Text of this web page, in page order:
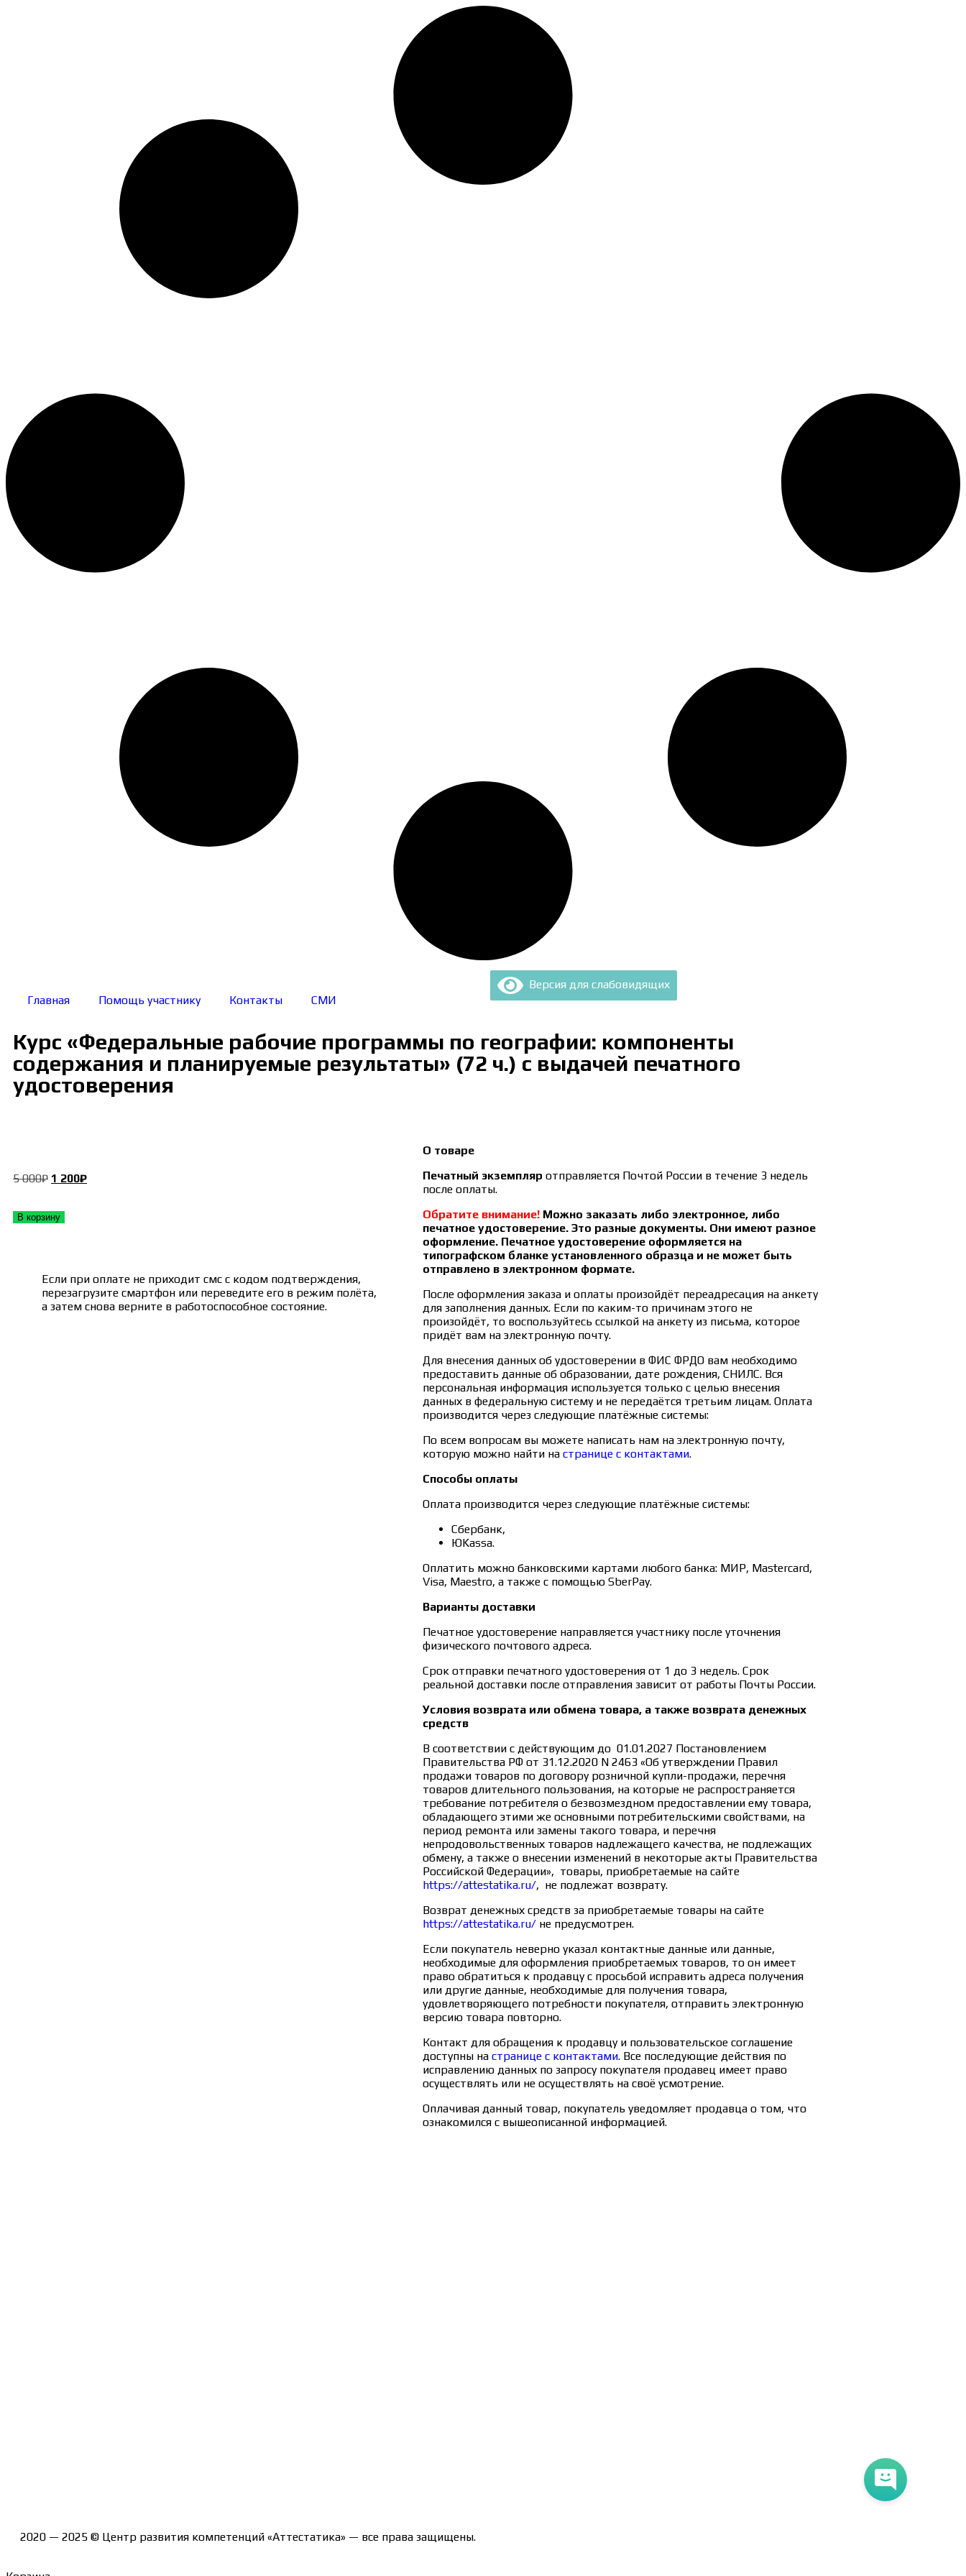
Главная Помощь участнику Контакты СМИ
Версия для слабовидящих
Курс «Федеральные рабочие программы по географии: компоненты
содержания и планируемые результаты» (72 ч.) с выдачей печатного
удостоверения
5 000₽ 1 200₽
В корзину
Если при оплате не приходит смс с кодом подтверждения,
перезагрузите смартфон или переведите его в режим полёта,
а затем снова верните в работоспособное состояние.
О товаре
Печатный экземпляр отправляется Почтой России в течение 3 недель
после оплаты.
Обратите внимание! Можно заказать либо электронное, либо
печатное удостоверение. Это разные документы. Они имеют разное
оформление. Печатное удостоверение оформляется на
типографском бланке установленного образца и не может быть
отправлено в электронном формате.
После оформления заказа и оплаты произойдёт переадресация на анкету
для заполнения данных. Если по каким-то причинам этого не
произойдёт, то воспользуйтесь ссылкой на анкету из письма, которое
придёт вам на электронную почту.
Для внесения данных об удостоверении в ФИС ФРДО вам необходимо
предоставить данные об образовании, дате рождения, СНИЛС. Вся
персональная информация используется только с целью внесения
данных в федеральную систему и не передаётся третьим лицам. Оплата
производится через следующие платёжные системы:
По всем вопросам вы можете написать нам на электронную почту,
которую можно найти на странице с контактами.
Способы оплаты
Оплата производится через следующие платёжные системы:
Сбербанк,
ЮKassa.
Оплатить можно банковскими картами любого банка: МИР, Mastercard,
Visa, Maestro, а также с помощью SberPay.
Варианты доставки
Печатное удостоверение направляется участнику после уточнения
физического почтового адреса.
Срок отправки печатного удостоверения от 1 до 3 недель. Срок
реальной доставки после отправления зависит от работы Почты России.
Условия возврата или обмена товара, а также возврата денежных
средств
В соответствии с действующим до 01.01.2027 Постановлением
Правительства РФ от 31.12.2020 N 2463 «Об утверждении Правил
продажи товаров по договору розничной купли-продажи, перечня
товаров длительного пользования, на которые не распространяется
требование потребителя о безвозмездном предоставлении ему товара,
обладающего этими же основными потребительскими свойствами, на
период ремонта или замены такого товара, и перечня
непродовольственных товаров надлежащего качества, не подлежащих
обмену, а также о внесении изменений в некоторые акты Правительства
Российской Федерации», товары, приобретаемые на сайте
https://attestatika.ru/, не подлежат возврату.
Возврат денежных средств за приобретаемые товары на сайте
https://attestatika.ru/ не предусмотрен.
Если покупатель неверно указал контактные данные или данные,
необходимые для оформления приобретаемых товаров, то он имеет
право обратиться к продавцу с просьбой исправить адреса получения
или другие данные, необходимые для получения товара,
удовлетворяющего потребности покупателя, отправить электронную
версию товара повторно.
Контакт для обращения к продавцу и пользовательское соглашение
доступны на странице с контактами. Все последующие действия по
исправлению данных по запросу покупателя продавец имеет право
осуществлять или не осуществлять на своё усмотрение.
Оплачивая данный товар, покупатель уведомляет продавца о том, что
ознакомился с вышеописанной информацией.
2020 — 2025 © Центр развития компетенций «Аттестатика» — все права защищены.